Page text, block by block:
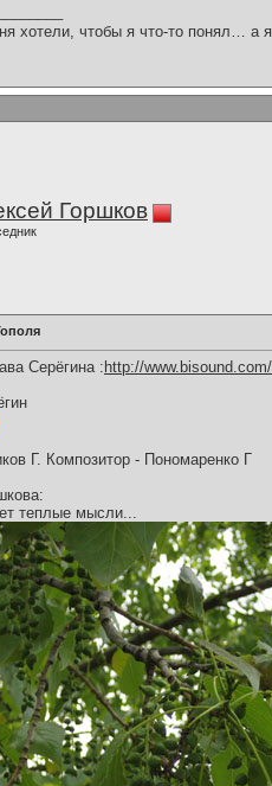
хотели, чтобы я что-то понял… а
Горшков
Серёгина : http://
Г. Композитор - Пономаренко Г
теплые мысли...